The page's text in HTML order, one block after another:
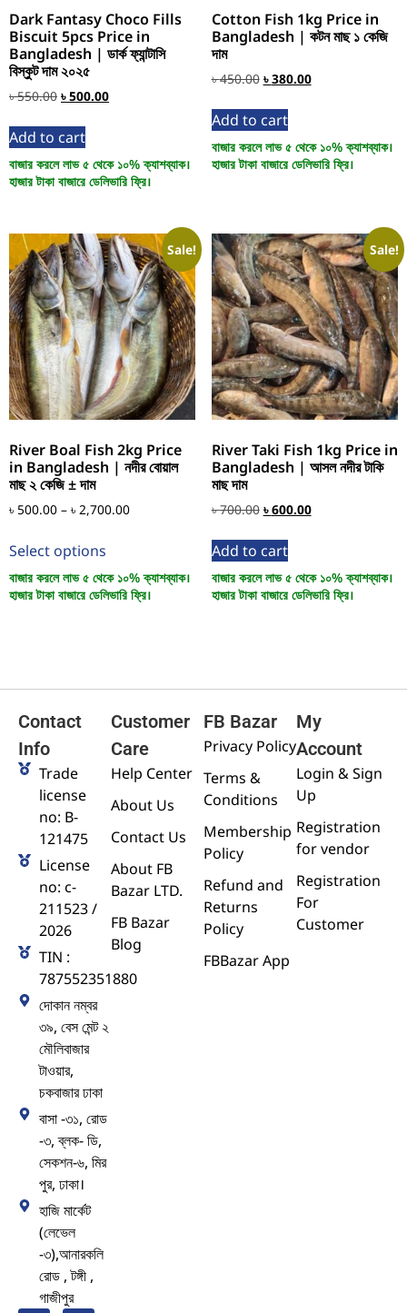
Dark Fantasy Choco Fills
Biscuit 5pcs Price in
Bangladesh | ডার্ক ফ্যান্টাসি
বিস্কুট দাম ২০২৫
৳550.00 ৳500.00
Add to cart
বাজার করলে লাভ ৫ থেকে ১০% ক্যাশব্যাক।
হাজার টাকা বাজারে ডেলিভারি ফ্রি।
Cotton Fish 1kg Price in
Bangladesh | কটন মাছ ১ কেজি
দাম
৳450.00 ৳380.00
Add to cart
বাজার করলে লাভ ৫ থেকে ১০% ক্যাশব্যাক।
হাজার টাকা বাজারে ডেলিভারি ফ্রি।
Sale!
River Boal Fish 2kg Price
in Bangladesh | নদীর বোয়াল
মাছ ২ কেজি ± দাম
৳ 500.00 – ৳ 2,700.00
Select options
বাজার করলে লাভ ৫ থেকে ১০% ক্যাশব্যাক।
হাজার টাকা বাজারে ডেলিভারি ফ্রি।
Sale!
River Taki Fish 1kg Price in
Bangladesh | আসল নদীর টাকি
মাছ দাম
৳700.00 ৳600.00
Add to cart
বাজার করলে লাভ ৫ থেকে ১০% ক্যাশব্যাক।
হাজার টাকা বাজারে ডেলিভারি ফ্রি।
Contact
Info
Trade
license
no: B-
121475
License
no: c-
211523 /
2026
TIN :
787552351880
দোকান নম্বর
৩৯, বেস মেন্ট ২
মৌলিবাজার
টাওয়ার,
চকবাজার ঢাকা
বাসা -৩১, রোড
-৩, ব্লক- ডি,
সেকশন-৬, মির
পুর, ঢাকা।
হাজি মার্কেট
(লেভেল
-৩),আনারকলি
রোড , টঙ্গী ,
গাজীপুর
Customer
Care
Help Center
About Us
Contact Us
About FB
Bazar LTD.
FB Bazar
Blog
FB Bazar
Privacy Policy
Terms &
Conditions
Membership
Policy
Refund and
Returns
Policy
FBBazar App
My
Account
Login & Sign
Up
Registration
for vendor
Registration
For
Customer